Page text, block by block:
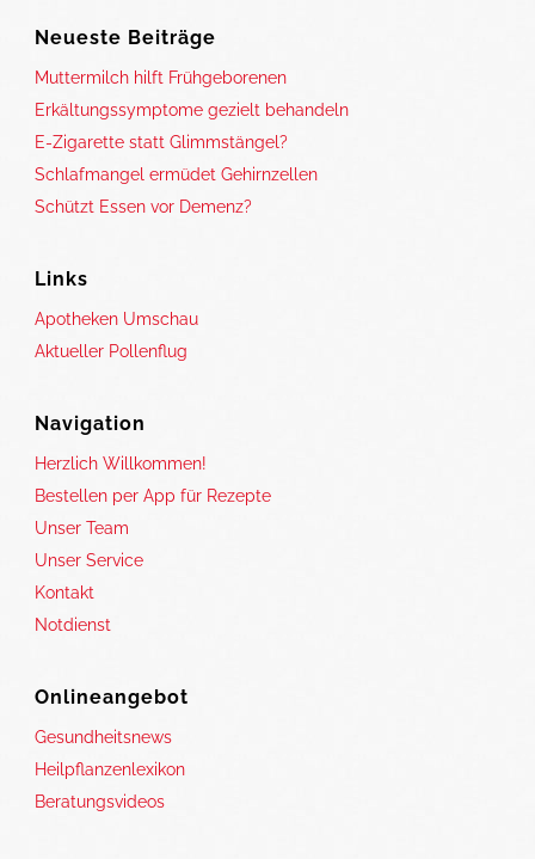
Neueste Beiträge
Muttermilch hilft Frühgeborenen
Erkältungssymptome gezielt behandeln
E-Zigarette statt Glimmstängel?
Schlafmangel ermüdet Gehirnzellen
Schützt Essen vor Demenz?
Links
Apotheken Umschau
Aktueller Pollenflug
Navigation
Herzlich Willkommen!
Bestellen per App für Rezepte
Unser Team
Unser Service
Kontakt
Notdienst
Onlineangebot
Gesundheitsnews
Heilpflanzenlexikon
Beratungsvideos